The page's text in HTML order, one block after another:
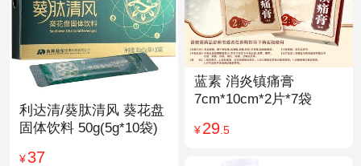
蓝素 消炎镇痛膏
7cm*10cm*2片*7袋
¥29.5
利达清/葵肽清风 葵花盘
固体饮料 50g(5g*10袋)
¥37